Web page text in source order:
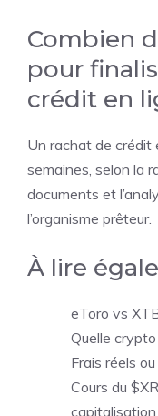
Combien
pour
crédit en
Un rachat de crédit
semaines, selon la
documents et
l’organisme prêteur.
À lire
eToro vs
Quelle
Frais réels
Cours du
capitalisation